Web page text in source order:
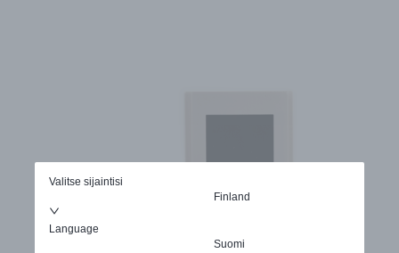
Valitse sijaintisi
Finland
Language
Suomi